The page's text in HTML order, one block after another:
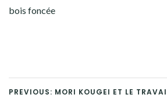
bois foncée
PREVIOUS: MORI KOUGEI ET LE